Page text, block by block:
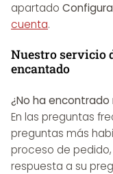
apartado
cuenta.
Nuestro servicio
encantado
¿No ha
En las preguntas
preguntas más
proceso de
respuesta a su